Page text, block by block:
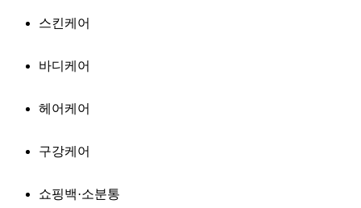
스킨케어
바디케어
헤어케어
구강케어
쇼핑백·소분통